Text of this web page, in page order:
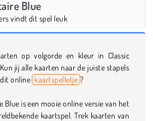
Blue
vindt dit spel leuk
op volgorde en kleur in Classic
jij alle kaarten naar de juiste stapels
online kaartspelletje ?
Blue is een mooie online versie van het
kaartspel. Trek kaarten van